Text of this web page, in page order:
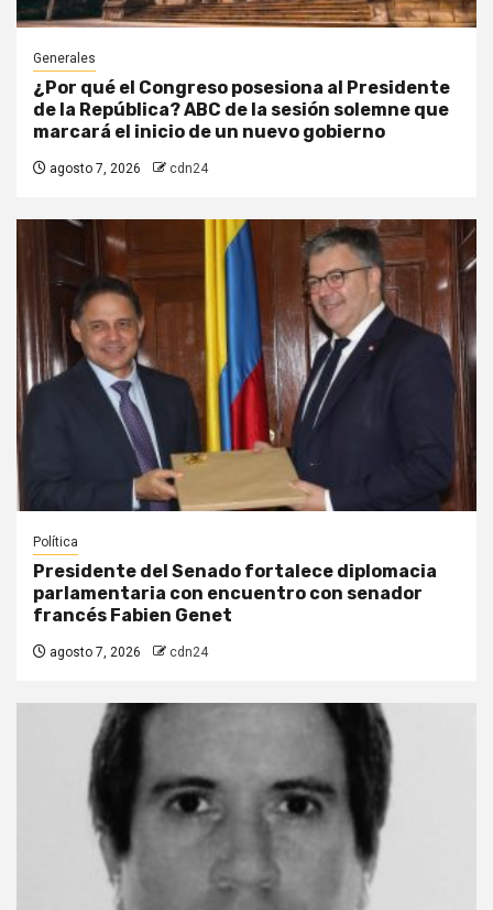
Generales
¿Por qué el Congreso posesiona al Presidente
de la República? ABC de la sesión solemne que
marcará el inicio de un nuevo gobierno
agosto 7, 2026 cdn24
Política
Presidente del Senado fortalece diplomacia
parlamentaria con encuentro con senador
francés Fabien Genet
agosto 7, 2026 cdn24